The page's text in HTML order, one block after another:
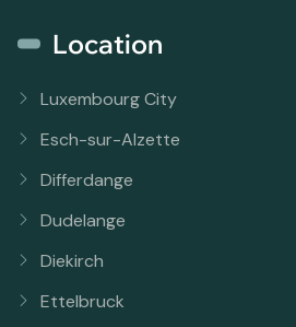
Location
Luxembourg City
Esch-sur-Alzette
Differdange
Dudelange
Diekirch
Ettelbruck